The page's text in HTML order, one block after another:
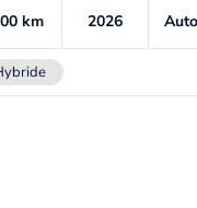
km 2026